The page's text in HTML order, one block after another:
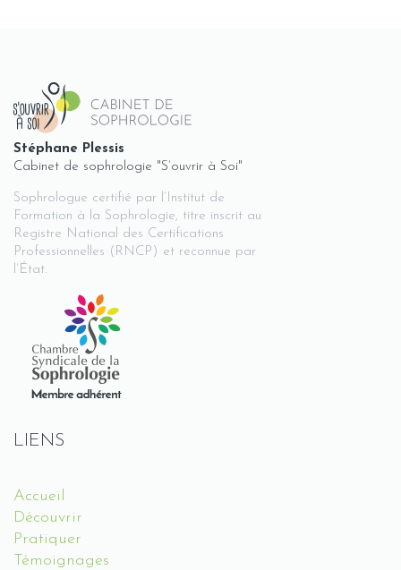
Stéphane Plessis
Cabinet de sophrologie "S’ouvrir à Soi"
Sophrologue certifié par l’Institut de
Formation à la Sophrologie, titre inscrit au
Registre National des Certifications
Professionnelles (RNCP) et reconnue par
l’État.
LIENS
Accueil
Découvrir
Pratiquer
Témoignages